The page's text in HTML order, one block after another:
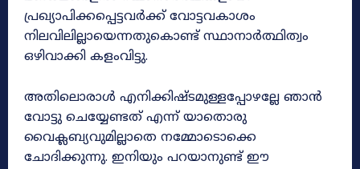
പ്രഖ്യാപിക്കപ്പെട്ടവർക്ക് വോട്ടവകാശം
നിലവിലില്ലായെന്നതുകൊണ്ട് സ്ഥാനാർത്ഥിത്വം
ഒഴിവാക്കി കളംവിട്ടു.
അതിലൊരാൾ എനിക്കിഷ്ടമുള്ളപ്പോഴല്ലേ ഞാൻ
വോട്ടു ചെയ്യേണ്ടത് എന്ന് യാതൊരു
വൈക്ലബ്യവുമില്ലാതെ നമ്മോടൊക്കെ
ചോദിക്കുന്നു. ഇനിയും പറയാനുണ്ട് ഈ